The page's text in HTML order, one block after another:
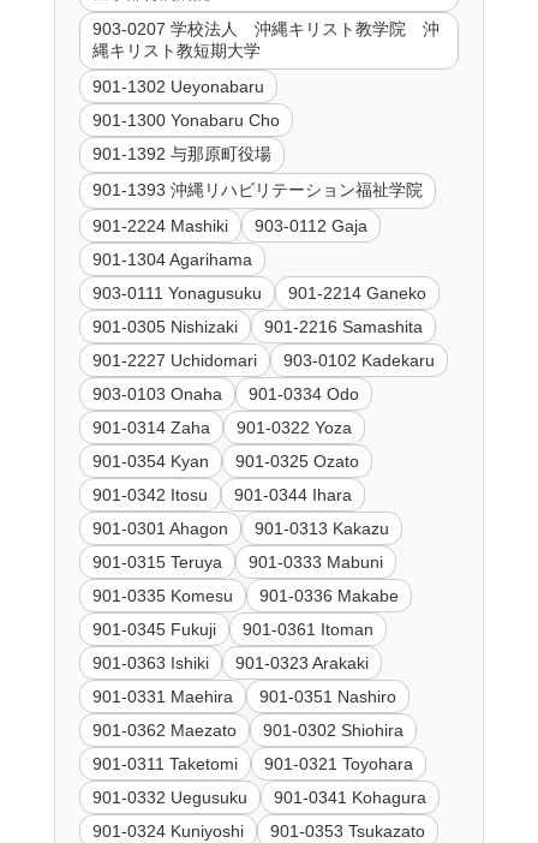
903-0207 学校法人 沖縄キリスト教学院 沖
縄キリスト教短期大学
901-1302 Ueyonabaru
901-1300 Yonabaru Cho
901-1392 与那原町役場
901-1393 沖縄リハビリテーション福祉学院
901-2224 Mashiki
903-0112 Gaja
901-1304 Agarihama
903-0111 Yonagusuku
901-2214 Ganeko
901-0305 Nishizaki
901-2216 Samashita
901-2227 Uchidomari
903-0102 Kadekaru
903-0103 Onaha
901-0334 Odo
901-0314 Zaha
901-0322 Yoza
901-0354 Kyan
901-0325 Ozato
901-0342 Itosu
901-0344 Ihara
901-0301 Ahagon
901-0313 Kakazu
901-0315 Teruya
901-0333 Mabuni
901-0335 Komesu
901-0336 Makabe
901-0345 Fukuji
901-0361 Itoman
901-0363 Ishiki
901-0323 Arakaki
901-0331 Maehira
901-0351 Nashiro
901-0362 Maezato
901-0302 Shiohira
901-0311 Taketomi
901-0321 Toyohara
901-0332 Uegusuku
901-0341 Kohagura
901-0324 Kuniyoshi
901-0353 Tsukazato